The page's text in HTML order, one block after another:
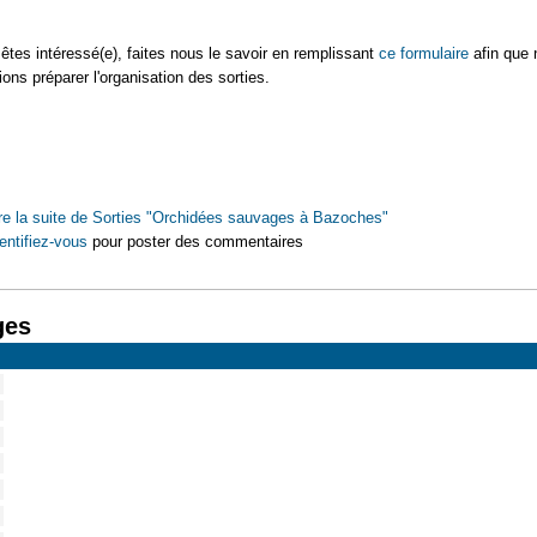
intéressé(e), faites nous le savoir en remplissantce formulaire afin que
préparer l'organisation des sorties.
la suitede Sorties "Orchidées sauvages à Bazoches"
vous pour poster des commentaires